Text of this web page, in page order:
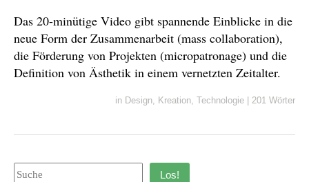
Das 20-minütige Video gibt spannende Einblicke in die
neue Form der Zusammenarbeit (mass collaboration),
die Förderung von Projekten (micropatronage) und die
Definition von Ästhetik in einem vernetzten Zeitalter.
in Design Kreation Technologie 201 Wörter
Los!